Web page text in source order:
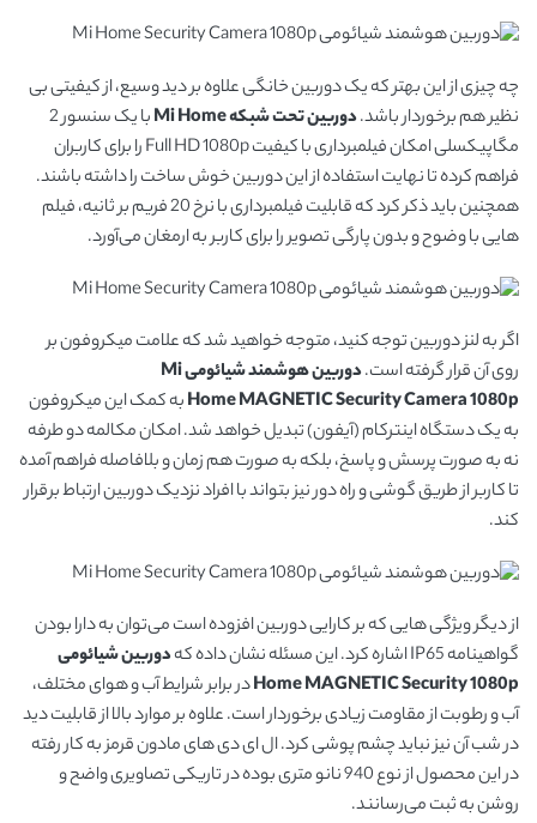
چه چیزی از این بهتر که یک دوربین خانگی علاوه بر دید وسیع، از کیفیتی بی
نظیر هم برخوردار باشد.دوربین تحت شبکهMi Home
با یک سنسور 2
مگاپیکسلی امکان فیلمبرداری با کیفیت Full HD 1080p را برای کاربران
فراهم کرده تا نهایت استفاده از این دوربین خوش ساخت را داشته باشند.
همچنین باید ذکر کرد که قابلیت فیلمبرداری با نرخ 20 فریم بر ثانیه، فیلم
هایی با وضوح و بدون پارگی تصویر را برای کاربر به ارمغان می‌آورد.
اگر به لنز دوربین توجه کنید، متوجه خواهید شد که علامت میکروفون بر
روی آن قرار گرفته است.
دوربین هوشمند شیائومی Mi
HomeMAGNETICSecurity Camera 1080p
به کمک این میکروفون
به یک دستگاه اینترکام (آیفون) تبدیل خواهد شد. امکان مکالمه دو طرفه
نه به صورت پرسش و پاسخ، بلکه به صورت هم زمان و بلافاصله فراهم آمده
تا کاربر از طریق گوشی و راه دور نیز بتواند با افراد نزدیک دوربین ارتباط برقرار
کند.
از دیگر ویژگی هایی که بر کارایی دوربین افزوده است می‌توان به دارا بودن
گواهینامه IP65 اشاره کرد. این مسئله نشان داده که
دوربین شیائومی
HomeMAGNETICSecurity 1080p
در برابر شرایط آب و هوای مختلف،
آب و رطوبت از مقاومت زیادی برخوردار است. علاوه بر موارد بالا از قابلیت دید
در شب آن نیز نباید چشم پوشی کرد. ال ای دی های مادون قرمز به کار رفته
در این محصول از نوع 940 نانو متری بوده در تاریکی تصاویری واضح و
روشن به ثبت می‌رسانند.